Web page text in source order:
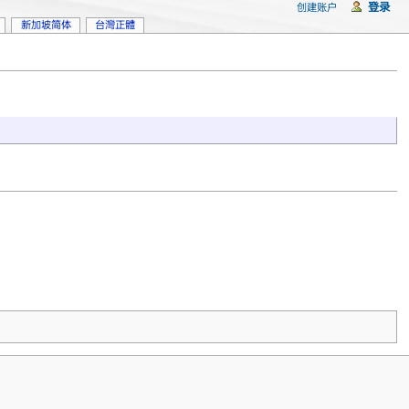
新加坡简体 台灣正體
创建账户 登录